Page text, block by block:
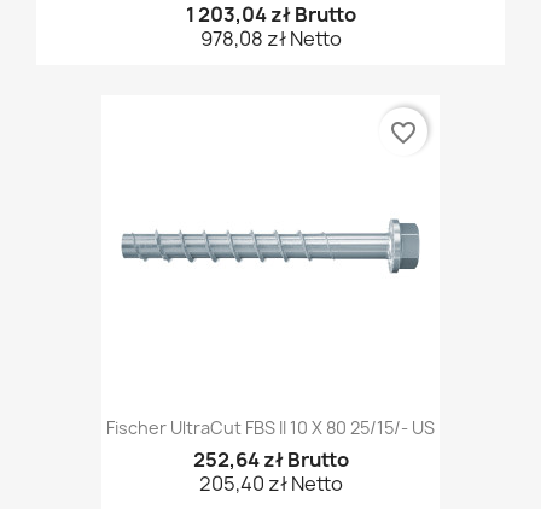
1 203,04 zł Brutto
978,08 zł Netto
Fischer UltraCut FBS II 10 X 80 25/15/- US
252,64 zł Brutto
205,40 zł Netto
favorite_border